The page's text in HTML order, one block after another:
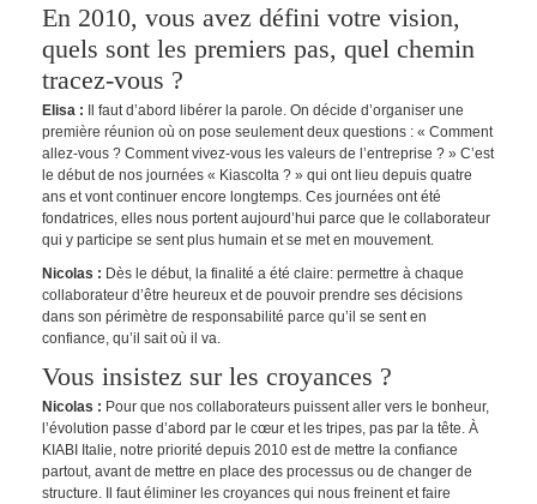
En 2010, vous avez défini votre vision,
quels sont les premiers pas, quel chemin
tracez-vous ?
Elisa : Il faut d’abord libérer la parole. On décide d’organiser une
première réunion où on pose seulement deux questions : « Comment
allez-vous ? Comment vivez-vous les valeurs de l’entreprise ? » C’est
le début de nos journées « Kiascolta ? » qui ont lieu depuis quatre
ans et vont continuer encore longtemps. Ces journées ont été
fondatrices, elles nous portent aujourd’hui parce que le collaborateur
qui y participe se sent plus humain et se met en mouvement.
Nicolas : Dès le début, la finalité a été claire: permettre à chaque
collaborateur d’être heureux et de pouvoir prendre ses décisions
dans son périmètre de responsabilité parce qu’il se sent en
confiance, qu’il sait où il va.
Vous insistez sur les croyances ?
Nicolas : Pour que nos collaborateurs puissent aller vers le bonheur,
l’évolution passe d’abord par le cœur et les tripes, pas par la tête. À
KIABI Italie, notre priorité depuis 2010 est de mettre la confiance
partout, avant de mettre en place des processus ou de changer de
structure. Il faut éliminer les croyances qui nous freinent et faire